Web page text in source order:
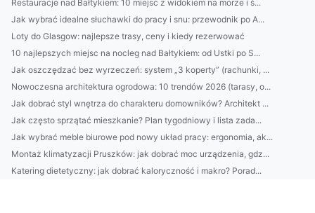
Restauracje nad Bałtykiem: 10 miejsc z widokiem na morze i ś...
Jak wybrać idealne słuchawki do pracy i snu: przewodnik po A...
Loty do Glasgow: najlepsze trasy, ceny i kiedy rezerwować
10 najlepszych miejsc na nocleg nad Bałtykiem: od Ustki po S...
Jak oszczędzać bez wyrzeczeń: system „3 koperty” (rachunki, ...
Nowoczesna architektura ogrodowa: 10 trendów 2026 (tarasy, o...
Jak dobrać styl wnętrza do charakteru domowników? Architekt ...
Jak często sprzątać mieszkanie? Plan tygodniowy i lista zada...
Jak wybrać meble biurowe pod nowy układ pracy: ergonomia, ak...
Montaż klimatyzacji Pruszków: jak dobrać moc urządzenia, gdz...
Katering dietetyczny: jak dobrać kaloryczność i makro? Porad...